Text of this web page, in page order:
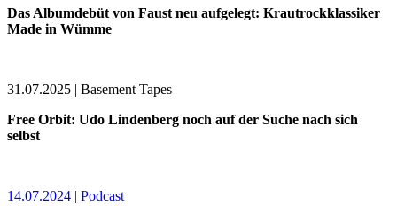
Das Albumdebüt von Faust neu aufgelegt: Krautrockklassiker
Made in Wümme
31.07.2025 | Basement Tapes
Free Orbit: Udo Lindenberg noch auf der Suche nach sich
selbst
14.07.2024 | Podcast